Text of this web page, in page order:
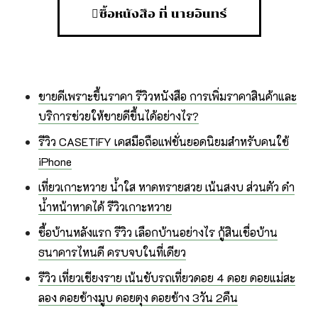
ซื้อหนังสือ ที่ นายอินทร์
ขายดีเพราะขึ้นราคา รีวิวหนังสือ การเพิ่มราคาสินค้าและ
บริการช่วยให้ขายดีขึ้นได้อย่างไร?
รีวิว CASETiFY เคสมือถือแฟชั่นยอดนิยมสำหรับคนใช้
iPhone
เที่ยวเกาะหวาย น้ำใส หาดทรายสวย เน้นสงบ ส่วนตัว ดำ
น้ำหน้าหาดได้ รีวิวเกาะหวาย
ซื้อบ้านหลังแรก รีวิว เลือกบ้านอย่างไร กู้สินเชื่อบ้าน
ธนาคารไหนดี ครบจบในที่เดียว
รีวิว เที่ยวเชียงราย เน้นขับรถเที่ยวดอย 4 ดอย ดอยแม่สะ
ลอง ดอยช้างมูบ ดอยตุง ดอยช้าง 3วัน 2คืน